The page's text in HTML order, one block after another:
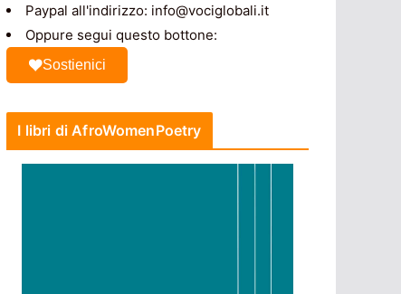
Paypal all'indirizzo: info@vociglobali.it
Oppure segui questo bottone:
Sostienici
I libri di AfroWomenPoetry